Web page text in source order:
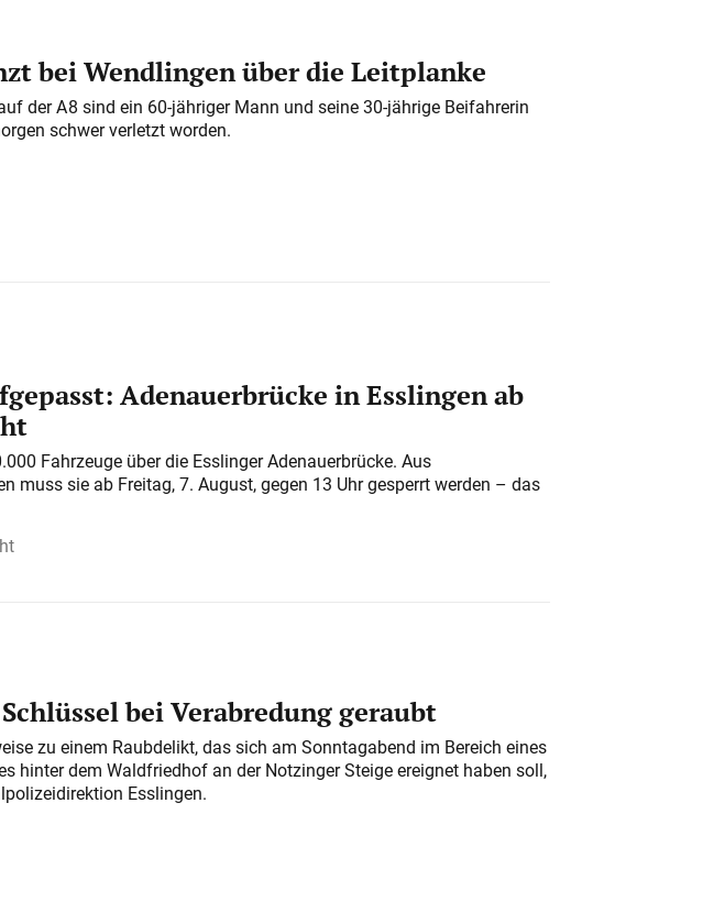
bei Wendlingen über die Leitplanke
der A 8 sind ein 60-jähriger Mann und seine 30-jährige Beifahrerin
schwer verletzt worden.
Adenauerbrücke in Esslingen ab
Fahrzeuge über die Esslinger Adenauerbrücke. Aus
muss sie ab Freitag, 7. August, gegen 13 Uhr gesperrt werden – das
bei Verabredung geraubt
zu einem Raubdelikt, das sich am Sonntagabend im Bereich eines
hinter dem Waldfriedhof an der Notzinger Steige ereignet haben soll,
Esslingen.